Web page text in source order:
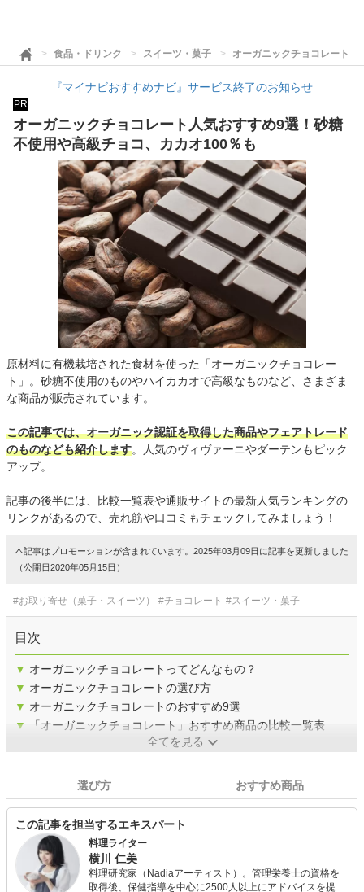
食品・ドリンク スイーツ・菓子 オーガニックチョコレート
『マイナビおすすめナビ』サービス終了のお知らせ
PR
オーガニックチョコレート人気おすすめ9選！砂糖
不使用や高級チョコ、カカオ100％も
原材料に有機栽培された食材を使った「オーガニックチョコレー
ト」。砂糖不使用のものやハイカカオで高級なものなど、さまざま
な商品が販売されています。
この記事では、オーガニック認証を取得した商品やフェアトレード
のものなども紹介します。人気のヴィヴァーニやダーテンもピック
アップ。
記事の後半には、比較一覧表や通販サイトの最新人気ランキングの
リンクがあるので、売れ筋や口コミもチェックしてみましょう！
本記事はプロモーションが含まれています。2025年03月09日に記事を更新しました
（公開日2020年05月15日）
#お取り寄せ（菓子・スイーツ） #チョコレート #スイーツ・菓子
目次
▼ オーガニックチョコレートってどんなもの？
▼ オーガニックチョコレートの選び方
▼ オーガニックチョコレートのおすすめ9選
▼
「オーガニックチョコレート」おすすめ商品の比較一覧表
全てを見る
選び方 おすすめ商品
この記事を担当するエキスパート
料理ライター
横川 仁美
料理研究家（Nadiaアーティスト）。管理栄養士の資格を
取得後、保健指導を中心に2500人以上にアドバイスを提